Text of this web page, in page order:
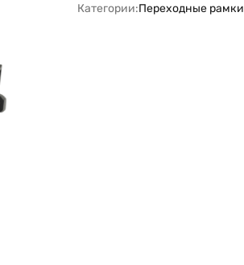
Категории:Переходные рамки